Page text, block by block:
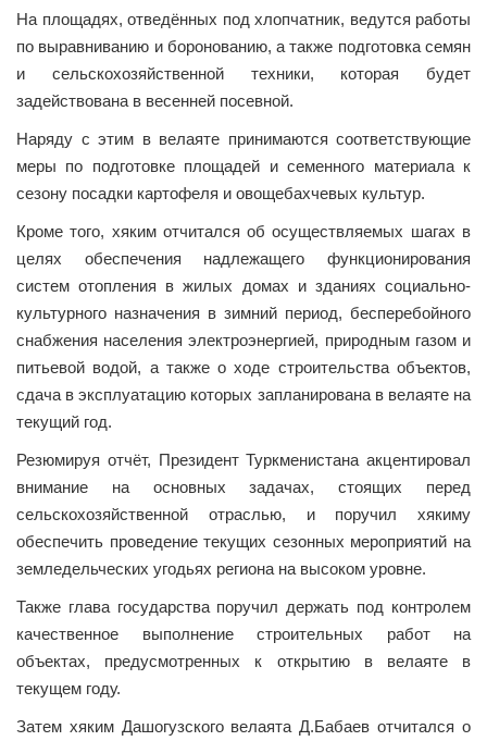
На площадях, отведённых под хлопчатник, ведутся работы
по выравниванию и боронованию, а также подготовка семян
и сельскохозяйственной техники, которая будет
задействована в весенней посевной.
Наряду с этим в велаяте принимаются соответствующие
меры по подготовке площадей и семенного материала к
сезону посадки картофеля и овощебахчевых культур.
Кроме того, хяким отчитался об осуществляемых шагах в
целях обеспечения надлежащего функционирования
систем отопления в жилых домах и зданиях социально-
культурного назначения в зимний период, бесперебойного
снабжения населения электроэнергией, природным газом и
питьевой водой, а также о ходе строительства объектов,
сдача в эксплуатацию которых запланирована в велаяте на
текущий год.
Резюмируя отчёт, Президент Туркменистана акцентировал
внимание на основных задачах, стоящих перед
сельскохозяйственной отраслью, и поручил хякиму
обеспечить проведение текущих сезонных мероприятий на
земледельческих угодьях региона на высоком уровне.
Также глава государства поручил держать под контролем
качественное выполнение строительных работ на
объектах, предусмотренных к открытию в велаяте в
текущем году.
Затем хяким Дашогузского велаята Д.Бабаев отчитался о